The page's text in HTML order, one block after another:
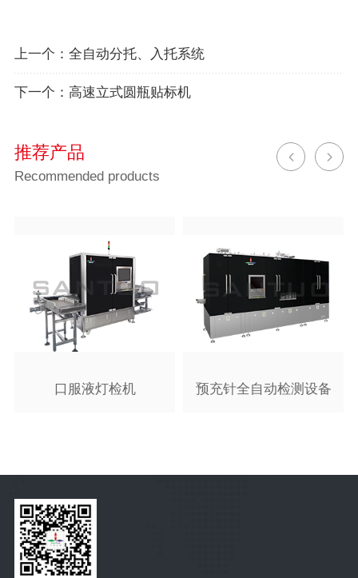
上一个： 全自动分托、入托系统
下一个： 高速立式圆瓶贴标机
推荐产品
Recommended products
口服液灯检机 预充针全自动检测设备